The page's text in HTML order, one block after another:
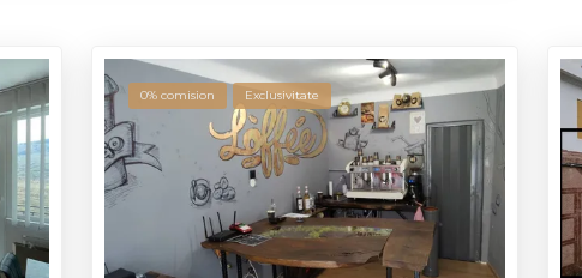
0% comision Exclusivitate